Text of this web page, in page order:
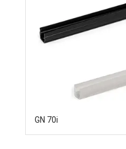
GN 70i